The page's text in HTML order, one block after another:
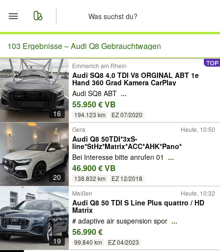
Start
Merkliste
Nachrichten
Anzeige aufgeben
103 Ergebnisse –Audi Q8 Gebrauchtwagen
16
Emmerich am Rhein
Audi SQ8 4.0 TDI V8 ORGINAL ABT 1e
Hand 360 Grad Kamera CarPlay
Audi SQ8 ABT ...
55.950 € VB
194.123 km EZ 07/2020
20
Gera Heute, 10:50
Audi Q8 50TDI*3xS-
line*StHz*Matrix*ACC*AHK*Pano*
Bei Interesse bitte anrufen 01 ...
46.900 € VB
138.832 km EZ 12/2018
19
Meißen Heute, 10:32
Audi Q8 50 TDI S Line Plus quattro / HD
Matrix
# adaptive air suspension spor ...
56.990 €
99.840 km EZ 04/2023